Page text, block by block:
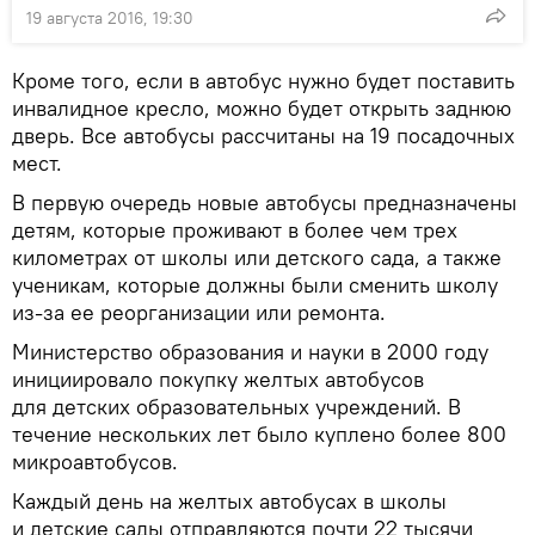
19 августа 2016, 19:30
Кроме того, если в автобус нужно будет поставить
инвалидное кресло, можно будет открыть заднюю
дверь. Все автобусы рассчитаны на 19 посадочных
мест.
В первую очередь новые автобусы предназначены
детям, которые проживают в более чем трех
километрах от школы или детского сада, а также
ученикам, которые должны были сменить школу
из-за ее реорганизации или ремонта.
Министерство образования и науки в 2000 году
инициировало покупку желтых автобусов
для детских образовательных учреждений. В
течение нескольких лет было куплено более 800
микроавтобусов.
Каждый день на желтых автобусах в школы
и детские сады отправляются почти 22 тысячи